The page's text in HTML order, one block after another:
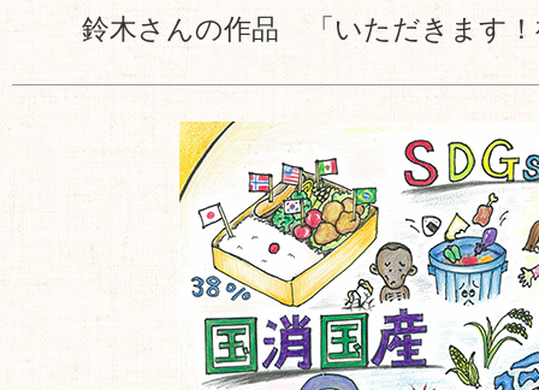
鈴木さんの作品 「いただきます！